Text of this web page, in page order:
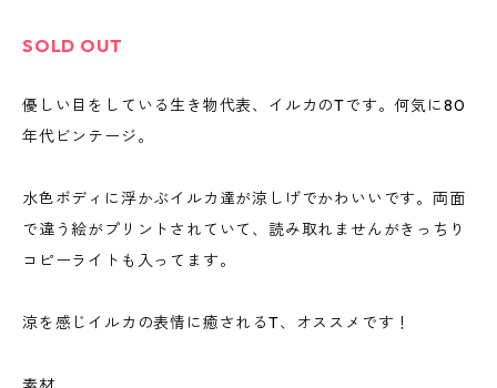
SOLD OUT
優しい目をしている生き物代表、イルカのTです。何気に80
年代ビンテージ。
水色ボディに浮かぶイルカ達が涼しげでかわいいです。両面
で違う絵がプリントされていて、読み取れませんがきっちり
コピーライトも入ってます。
涼を感じイルカの表情に癒されるT、オススメです！